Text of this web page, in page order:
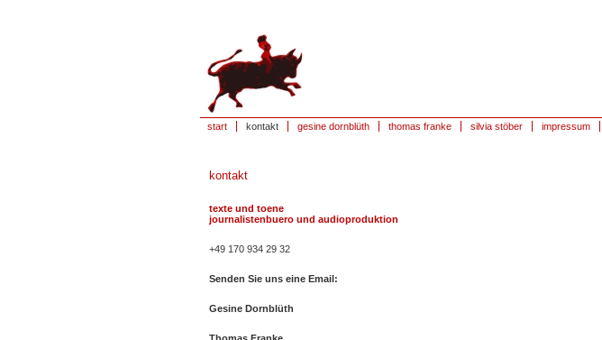
start
kontakt gesine dornblüth thomas franke silvia stöber impressum
kontakt
texte und toene
journalistenbuero und audioproduktion
+49 170 934 29 32
Senden Sie uns eine Email:
Gesine Dornblüth